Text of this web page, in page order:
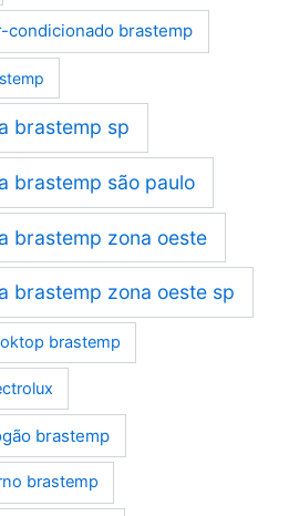
condicionado brastemp
brastemp sp
brastemp são paulo
brastemp zona oeste
brastemp zona oeste sp
brastemp
brastemp
brastemp